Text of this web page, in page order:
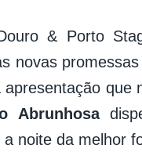
& Porto
novas
apresentação que
Abrunhosa
noite da melhor